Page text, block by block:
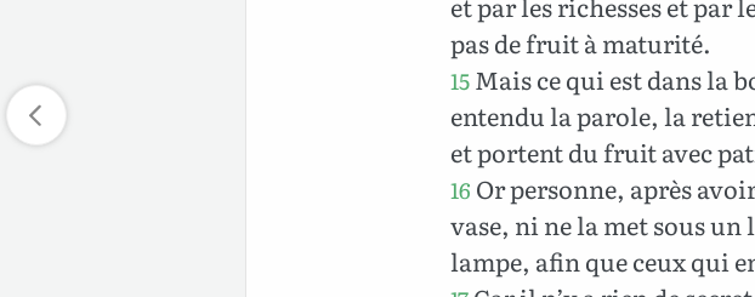
pas de fruit à maturité.
15Mais ce qui est dans la
entendu la parole, la
et portent du fruit avec
16 Or personne, après
vase, ni ne la met sous
lampe, afin que ceux qui